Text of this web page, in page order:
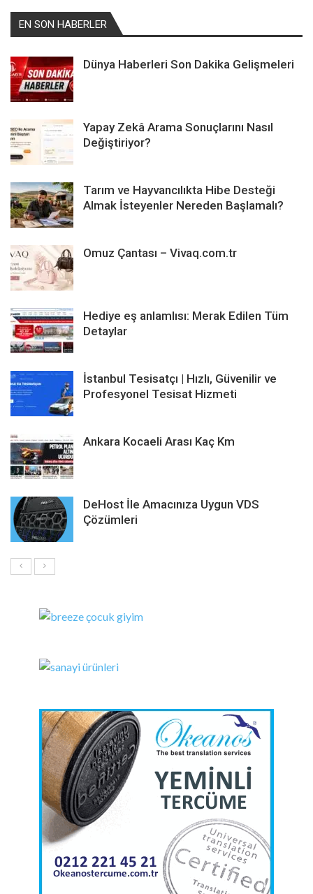
EN SON HABERLER
Dünya Haberleri Son Dakika Gelişmeleri
Yapay Zekâ Arama Sonuçlarını Nasıl
Değiştiriyor?
Tarım ve Hayvancılıkta Hibe Desteği
Almak İsteyenler Nereden Başlamalı?
Omuz Çantası – Vivaq.com.tr
Hediye eş anlamlısı: Merak Edilen Tüm
Detaylar
İstanbul Tesisatçı | Hızlı, Güvenilir ve
Profesyonel Tesisat Hizmeti
Ankara Kocaeli Arası Kaç Km
DeHost İle Amacınıza Uygun VDS
Çözümleri